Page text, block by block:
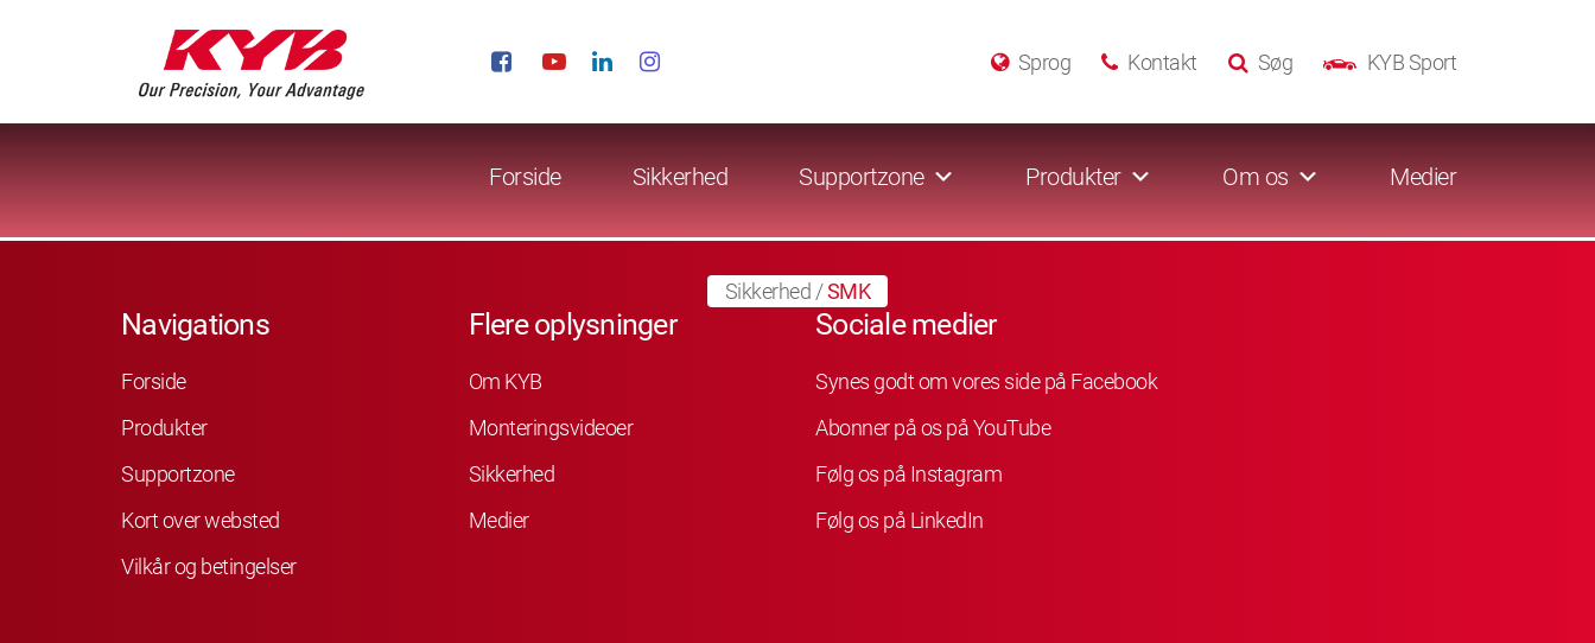
KYB Sport
Søg
Kontakt
Sprog
Forside Sikkerhed Supportzone Produkter Om os Medier
Sikkerhed /SMK
Navigations
Forside
Produkter
Supportzone
Kort over websted
Vilkår og betingelser
Flere oplysninger
Om KYB
Monteringsvideoer
Sikkerhed
Medier
Sociale medier
Synes godt om vores side på Facebook
Abonner på os på YouTube
Følg os på Instagram
Følg os på LinkedIn